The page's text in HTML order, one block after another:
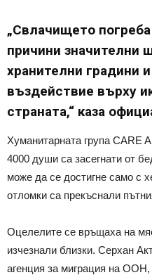
„Свлачището
причини значителни
хранителни градини
въздействие върху
страната,“ каза
Хуманитарната група CARE
4000 души са засегнати от
може да се достигне само с
отломки са прекъснали
Оцелелите се връщаха на
изчезнали близки. Серхан
агенция за миграция на